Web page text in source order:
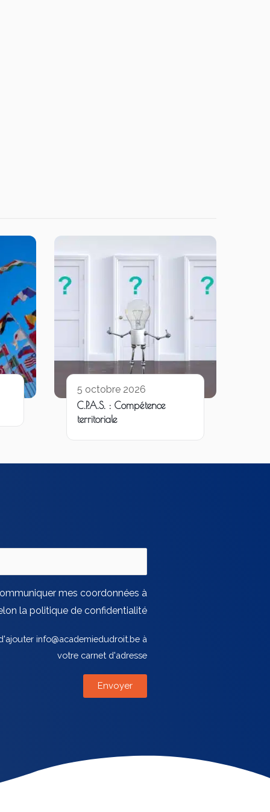
5 octobre 2026
C.P.A.S. : Compétence
territoriale
mes coordonnées à
la politique de confidentialité
info@academiedudroit.be à
votre carnet d'adresse